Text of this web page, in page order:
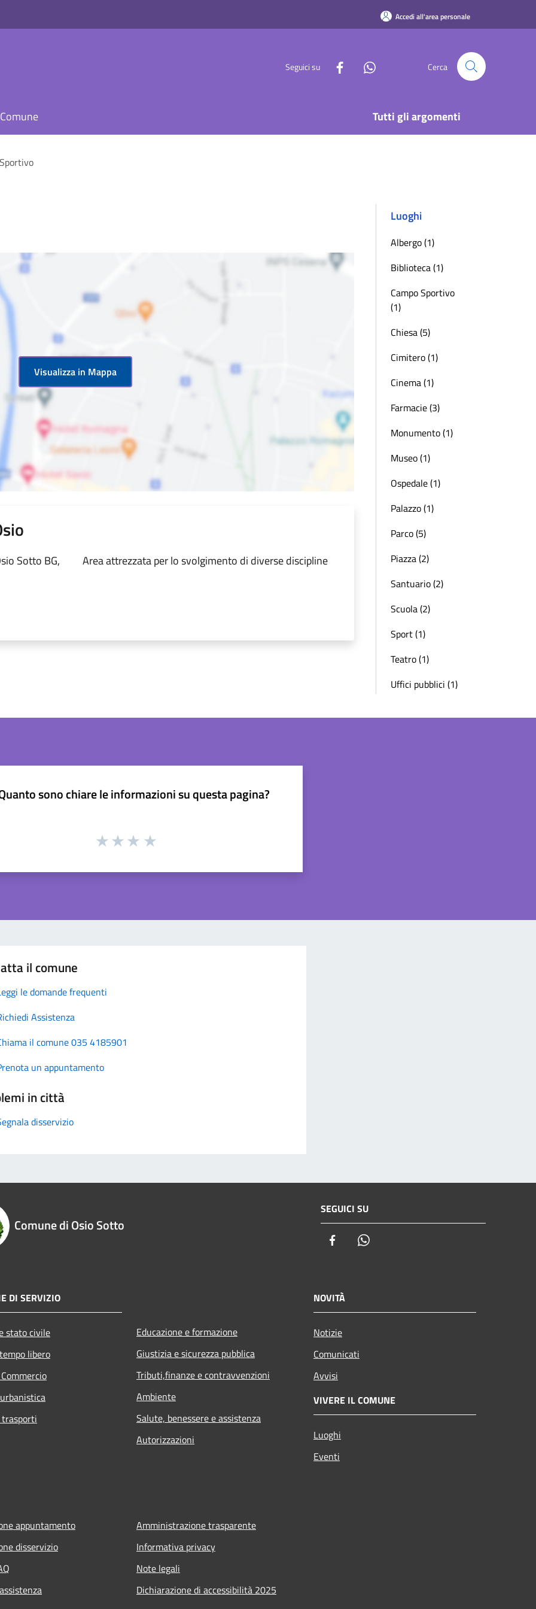
Accedi all'area personale
Seguici su Cerca
Tutti gli argomenti
Visualizza in Mappa
Sotto BG, Area attrezzata per lo svolgimento di diverse discipline
Luoghi
Albergo (1)
Biblioteca (1)
Campo Sportivo
(1)
Chiesa (5)
Cimitero (1)
Cinema (1)
Farmacie (3)
Monumento (1)
Museo (1)
Ospedale (1)
Palazzo (1)
Parco (5)
Piazza (2)
Santuario (2)
Scuola (2)
Sport (1)
Teatro (1)
Uffici pubblici (1)
sono chiare le informazioni su questa pagina?
il comune
le domande frequenti
Assistenza
il comune 035 4185901
un appuntamento
in città
disservizio
Comune di Osio Sotto
SEGUICI SU
Facebook
DI SERVIZIO
stato civile
libero
Educazione e formazione
Giustizia e sicurezza pubblica
Tributi,finanze e contravvenzioni
Ambiente
Salute, benessere e assistenza
Autorizzazioni
NOVITÀ
Notizie
Comunicati
Avvisi
VIVERE IL COMUNE
Luoghi
Eventi
appuntamento
disservizio
Amministrazione trasparente
Informativa privacy
Note legali
Dichiarazione di accessibilità 2025